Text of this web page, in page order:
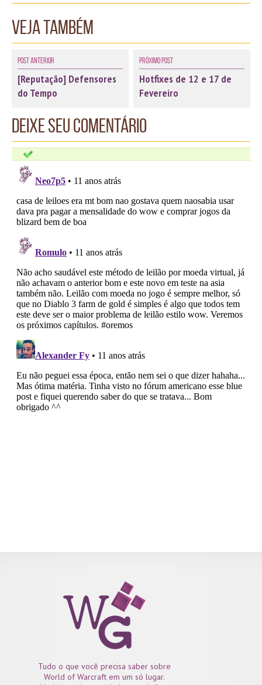
Veja também
Post Anterior
[Reputação] Defensores
do Tempo
Próximo Post
Hotfixes de 12 e 17 de
Fevereiro
Deixe seu comentário
Tudo o que você precisa saber sobre
World of Warcraft em um só lugar.